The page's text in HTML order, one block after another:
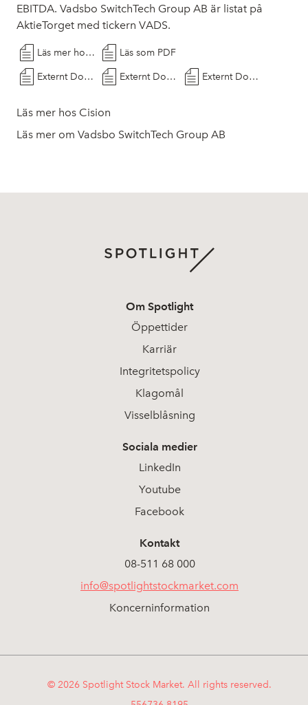
EBITDA. Vadsbo SwitchTech Group AB är listat på
AktieTorget med tickern VADS.
Läs mer hos Cision Läs som PDF
Externt Dokument Externt Dokument Externt Dokument
Läs mer hos Cision
Läs mer om Vadsbo SwitchTech Group AB
Om Spotlight
Öppettider
Karriär
Integritetspolicy
Klagomål
Visselblåsning
Sociala medier
LinkedIn
Youtube
Facebook
Kontakt
08-511 68 000
info@spotlightstockmarket.com
Koncerninformation
© 2026 Spotlight Stock Market. All rights reserved.